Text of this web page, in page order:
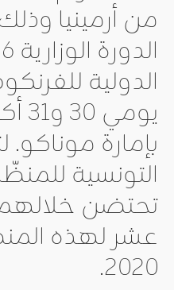
من أرمينيا
الدولية
بإمارة موناكو.
التونسية
تحتضن
عشر لهذه
2020.